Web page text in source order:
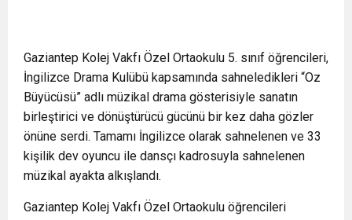
Gaziantep Kolej Vakfı Özel Ortaokulu 5. sınıf öğrencileri,
İngilizce Drama Kulübü kapsamında sahneledikleri “Oz
Büyücüsü” adlı müzikal drama gösterisiyle sanatın
birleştirici ve dönüştürücü gücünü bir kez daha gözler
önüne serdi. Tamamı İngilizce olarak sahnelenen ve 33
kişilik dev oyuncu ile dansçı kadrosuyla sahnelenen
müzikal ayakta alkışlandı.
Gaziantep Kolej Vakfı Özel Ortaokulu öğrencileri